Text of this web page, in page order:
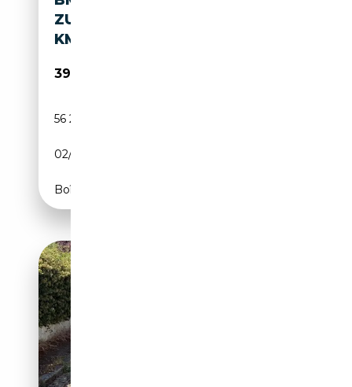
ZULASSUNG/TÜV NEU/WENIG
KM
39 900€
56 200 km
02/1977
Boîte manuelle